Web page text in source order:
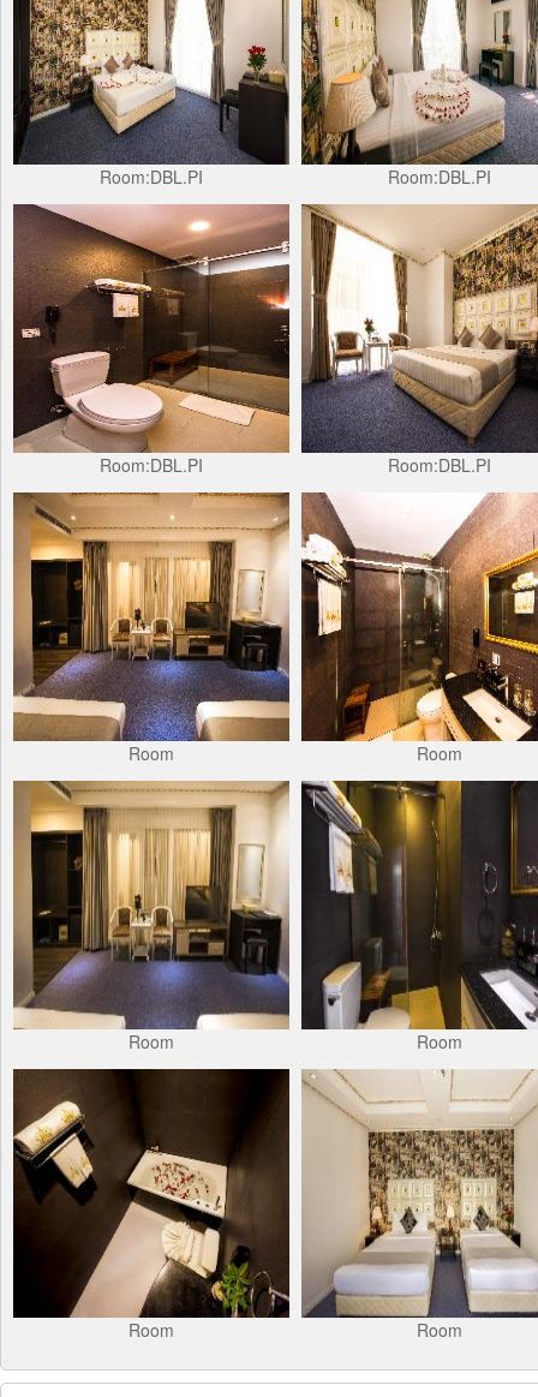
Room:DBL.PI Room:DBL.PI
Room:DBL.PI Room:DBL.PI
Room Room
Room Room
Room Room